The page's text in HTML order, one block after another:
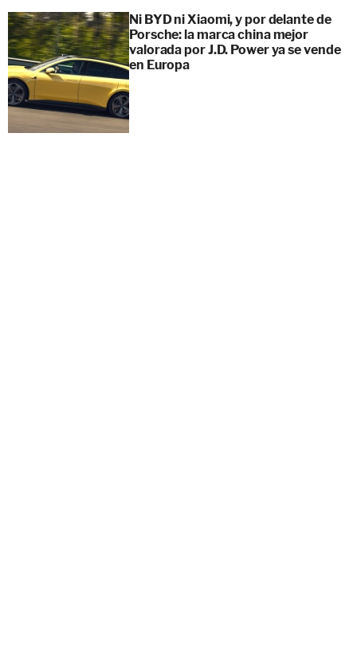
Ni BYD ni Xiaomi, y por delante de
Porsche: la marca china mejor
valorada por J.D. Power ya se vende
en Europa